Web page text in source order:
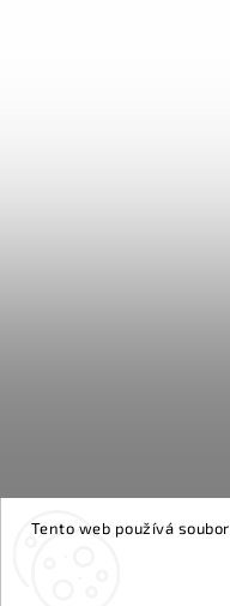
Tento web používá